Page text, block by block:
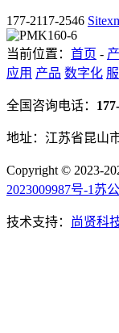
177-2117-2546
当前位置： 首页 -
应用 产品 数字化
全国咨询电话：
地址：江苏省昆山
Copyright © 2023-
2023009987号-1 苏
技术支持： 尚贤科